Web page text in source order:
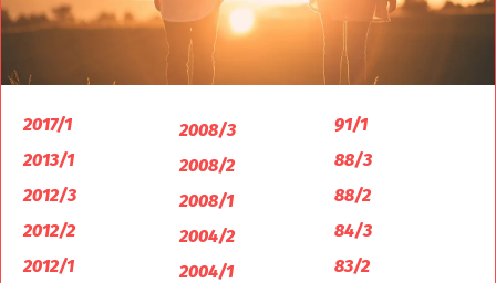
2017/1
2013/1
2012/3
2012/2
2012/1
2008/3
2008/2
2008/1
2004/2
2004/1
91/1
88/3
88/2
84/3
83/2